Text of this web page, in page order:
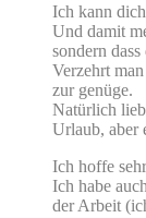
Ich kann
Und damit
sondern
Verzehrt
zur genüge.
Natürlich
Urlaub, aber
Ich hoffe
Ich habe
der Arbeit